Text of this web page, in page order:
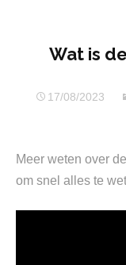
Wat is
17/08/2023
Meer weten over
om snel alles te